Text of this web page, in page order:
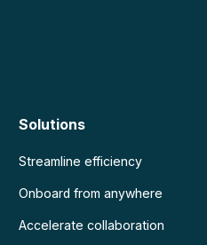
Solutions
Streamline efficiency
Onboard from anywhere
Accelerate collaboration